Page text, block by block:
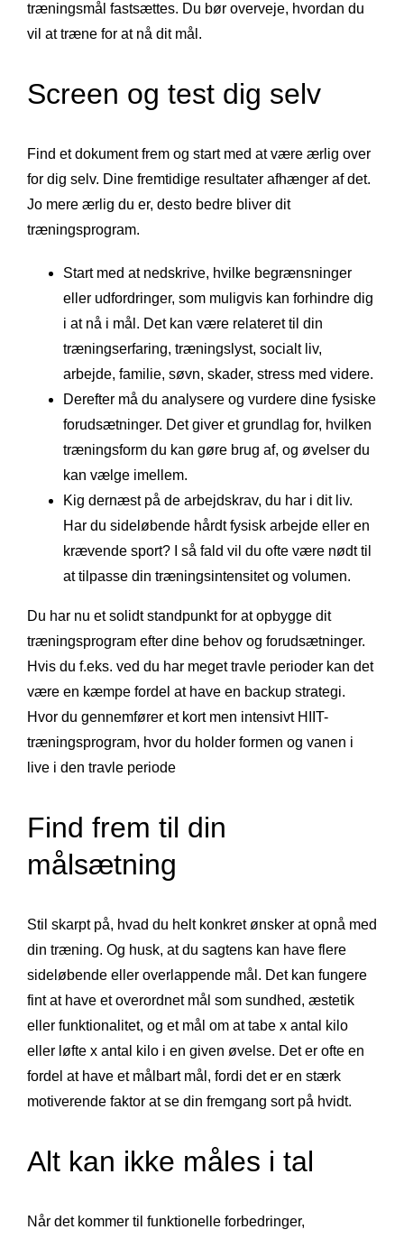
træningsmål fastsættes. Du bør overveje, hvordan du
vil at træne for at nå dit mål.
Screen og test dig selv
Find et dokument frem og start med at være ærlig over
for dig selv. Dine fremtidige resultater afhænger af det.
Jo mere ærlig du er, desto bedre bliver dit
træningsprogram.
Start med at nedskrive, hvilke begrænsninger
eller udfordringer, som muligvis kan forhindre dig
i at nå i mål. Det kan være relateret til din
træningserfaring, træningslyst, socialt liv,
arbejde, familie, søvn, skader, stress med videre.
Derefter må du analysere og vurdere dine fysiske
forudsætninger. Det giver et grundlag for, hvilken
træningsform du kan gøre brug af, og øvelser du
kan vælge imellem.
Kig dernæst på de arbejdskrav, du har i dit liv.
Har du sideløbende hårdt fysisk arbejde eller en
krævende sport? I så fald vil du ofte være nødt til
at tilpasse din træningsintensitet og volumen.
Du har nu et solidt standpunkt for at opbygge dit
træningsprogram efter dine behov og forudsætninger.
Hvis du f.eks. ved du har meget travle perioder kan det
være en kæmpe fordel at have en backup strategi.
Hvor du gennemfører et kort men intensivt HIIT-
træningsprogram, hvor du holder formen og vanen i
live i den travle periode
Find frem til din
målsætning
Stil skarpt på, hvad du helt konkret ønsker at opnå med
din træning. Og husk, at du sagtens kan have flere
sideløbende eller overlappende mål. Det kan fungere
fint at have et overordnet mål som sundhed, æstetik
eller funktionalitet, og et mål om at tabe x antal kilo
eller løfte x antal kilo i en given øvelse. Det er ofte en
fordel at have et målbart mål, fordi det er en stærk
motiverende faktor at se din fremgang sort på hvidt.
Alt kan ikke måles i tal
Når det kommer til funktionelle forbedringer,